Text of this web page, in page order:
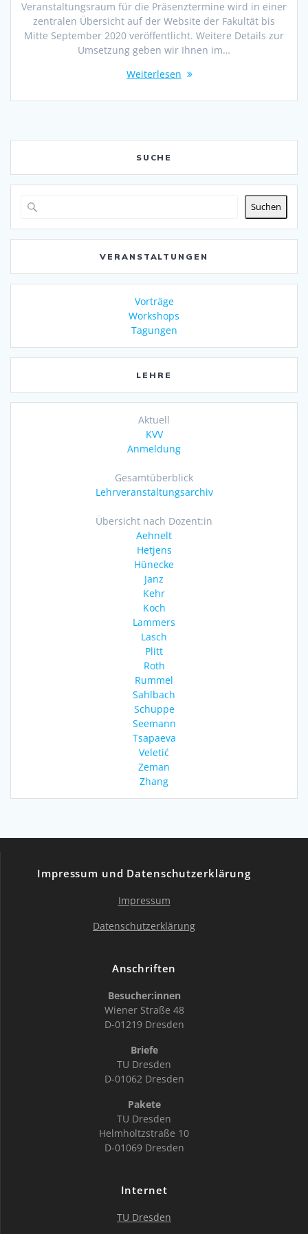
Veranstaltungsraum für die Präsenztermine wird in einer
zentralen Übersicht auf der Website der Fakultät bis
Mitte September 2020 veröffentlicht. Weitere Details zur
Umsetzung geben wir Ihnen im…
Weiterlesen
SUCHE
Suchen
VERANSTALTUNGEN
Vorträge
Workshops
Tagungen
LEHRE
Aktuell
KVV
Anmeldung
Gesamtüberblick
Lehrveranstaltungsarchiv
Übersicht nach Dozent:in
Aehnelt
Hetjens
Hünecke
Janz
Kehr
Koch
Lammers
Lasch
Plitt
Roth
Rummel
Sahlbach
Schuppe
Seemann
Tsapaeva
Veletić
Zeman
Zhang
Impressum und Datenschutzerklärung
Impressum
Datenschutzerklärung
Anschriften
Besucher:innen
Wiener Straße 48
D-01219 Dresden
Briefe
TU Dresden
D-01062 Dresden
Pakete
TU Dresden
Helmholtzstraße 10
D-01069 Dresden
Internet
TU Dresden